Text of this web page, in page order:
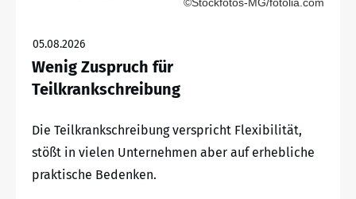
05.08.2026
Wenig Zuspruch für
Teilkrankschreibung
Die Teilkrankschreibung verspricht Flexibilität,
stößt in vielen Unternehmen aber auf erhebliche
praktische Bedenken.